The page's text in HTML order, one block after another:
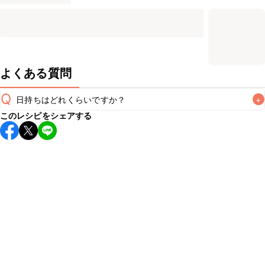
よくある質問
Q 日持ちはどれくらいですか？ +
こちらのレシピは出来たてをお召し上がりいただくことをお
すすめします。
このレシピをシェアする